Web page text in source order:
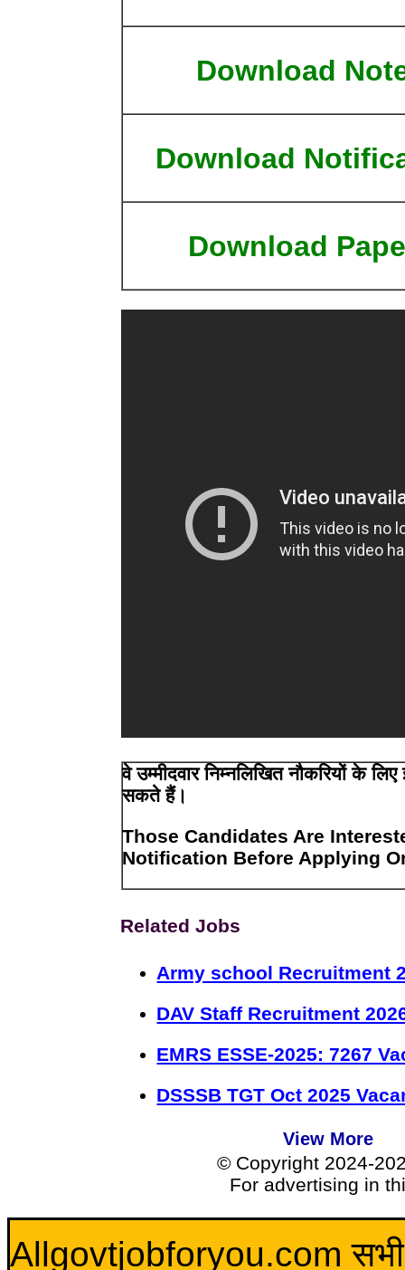
Download
Download
Download
वे उम्मीदवार निम्नलिखित नौकरियों के
सकते हैं।
Those Candidates Are
Notification Before Applying
Related Jobs
Army school Recruitment
DAV Staff Recruitment
EMRS ESSE-2025: 7267
DSSSB TGT Oct 2025
View More
© Copyright 2024-
For advertising in
Allgovtjobforyou.com सभी